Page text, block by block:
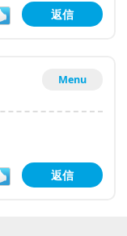
返信
Menu
返信